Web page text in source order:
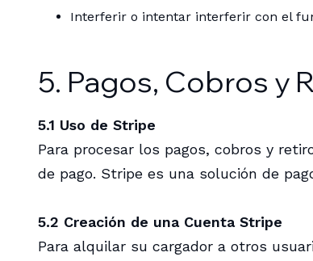
Interferir o intentar interferir con el
5. Pagos, Cobros y
5.1 Uso de Stripe
Para procesar los pagos, cobros y
de pago. Stripe es una solución de
5.2 Creación de una Cuenta Stripe
Para alquilar su cargador a otros